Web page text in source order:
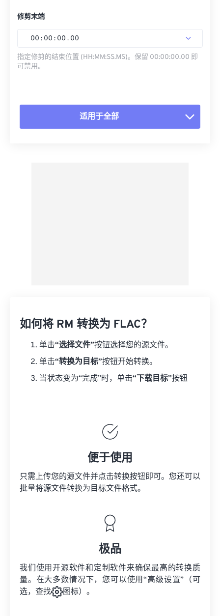
修剪末端
00 : 00 : 00 . 00
指定修剪的结束位置 (HH:MM:SS.MS)。保留 00:00:00.00 即
可禁用。
适用于全部
如何将 RM 转换为 FLAC？
单击“选择文件”按钮选择您的源文件。
单击“转换为目标”按钮开始转换。
当状态变为“完成”时，单击“下载目标”按钮
便于使用
只需上传您的源文件并点击转换按钮即可。您还可以
批量将源文件转换为目标文件格式。
极品
我们使用开源软件和定制软件来确保最高的转换质
量。在大多数情况下，您可以使用“高级设置”（可
选，查找
图标）。